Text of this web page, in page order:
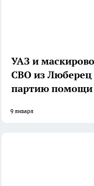
УАЗ и
СВО из Люберец
партию
9 января